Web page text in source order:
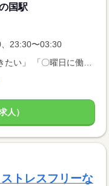
国駅
23:30〜03:30
【自己申告シフト】 「平日だけ働きたい」 「〇曜日に働きたい」 など、働き方は自分で選べます。 曜日・時間についてのご希望も 面談の際に教えてくださいね。 ※こちらは中型以上のお仕事の例です
人）
トレスフリーな